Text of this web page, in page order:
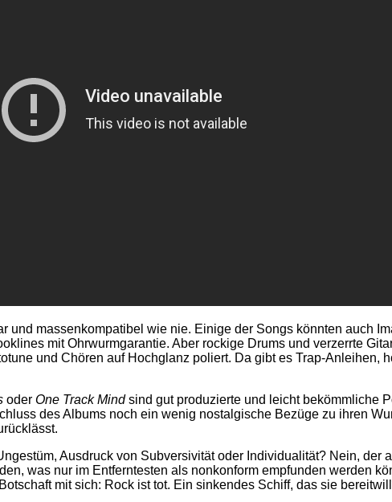
und massenkompatibel wie nie. Einige der Songs könnten auch
mit Ohrwurmgarantie. Aber rockige Drums und verzerrte
und Chören auf Hochglanz poliert. Da gibt es Trap-
oder One Track Mindsind gut produzierte und leicht bekömmliche
des Albums noch ein wenig nostalgische Bezüge zu ihren
Ausdruck von Subversivität oder Individualität? Nein,
was nur im Entferntesten als nonkonform empfunden werden
mit sich: Rock ist tot. Ein sinkendes Schiff, das sie